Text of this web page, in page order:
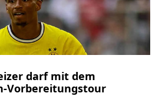
darf mit dem
Vorbereitungstour